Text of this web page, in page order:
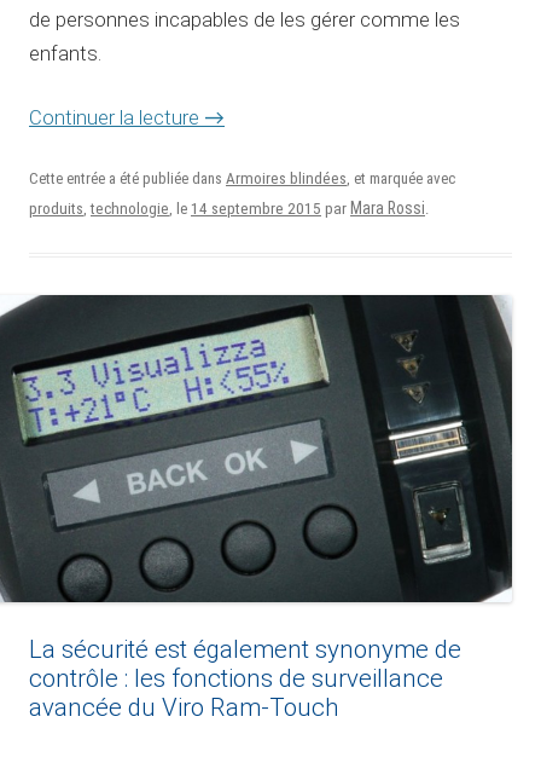
de personnes incapables de les gérer comme les
enfants.
Continuer la lecture →
Cette entrée a été publiée dans Armoires blindées , et marquée avec
produits ,technologie , le 14 septembre 2015 par Mara Rossi
La sécurité est également synonyme de
contrôle : les fonctions de surveillance
avancée du Viro Ram-Touch